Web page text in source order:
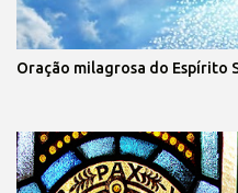
Oração milagrosa do Espírito